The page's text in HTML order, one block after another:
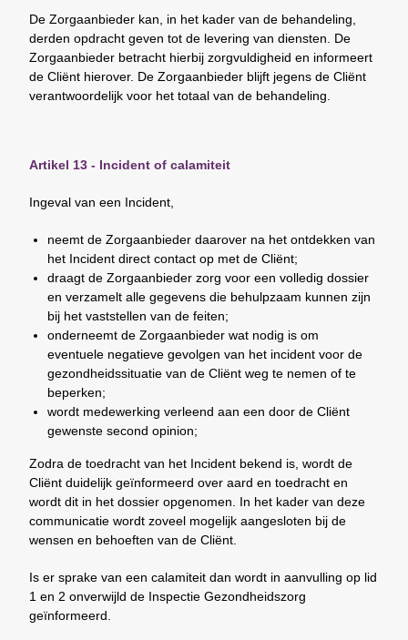
De Zorgaanbieder kan, in het kader van de behandeling,
derden opdracht geven tot de levering van diensten. De
Zorgaanbieder betracht hierbij zorgvuldigheid en informeert
de Cliënt hierover. De Zorgaanbieder blijft jegens de Cliënt
verantwoordelijk voor het totaal van de behandeling.
Artikel 13 - Incident of calamiteit
Ingeval van een Incident,
neemt de Zorgaanbieder daarover na het ontdekken van
het Incident direct contact op met de Cliënt;
draagt de Zorgaanbieder zorg voor een volledig dossier
en verzamelt alle gegevens die behulpzaam kunnen zijn
bij het vaststellen van de feiten;
onderneemt de Zorgaanbieder wat nodig is om
eventuele negatieve gevolgen van het incident voor de
gezondheidssituatie van de Cliënt weg te nemen of te
beperken;
wordt medewerking verleend aan een door de Cliënt
gewenste second opinion;
Zodra de toedracht van het Incident bekend is, wordt de
Cliënt duidelijk geïnformeerd over aard en toedracht en
wordt dit in het dossier opgenomen. In het kader van deze
communicatie wordt zoveel mogelijk aangesloten bij de
wensen en behoeften van de Cliënt.
Is er sprake van een calamiteit dan wordt in aanvulling op lid
1 en 2 onverwijld de Inspectie Gezondheidszorg
geïnformeerd.